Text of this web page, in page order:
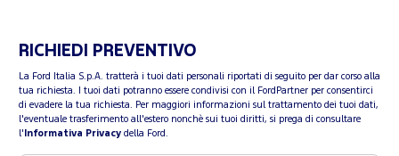
RICHIEDI PREVENTIVO
La Ford Italia S.p.A. tratterà i tuoi dati personali riportati di seguito per dar corso alla
tua richiesta. I tuoi dati potranno essere condivisi con il FordPartner per consentirci
di evadere la tua richiesta. Per maggiori informazioni sul trattamento dei tuoi dati,
l'eventuale trasferimento all'estero nonchè sui tuoi diritti, si prega di consultare
l' Informativa Privacy della Ford.